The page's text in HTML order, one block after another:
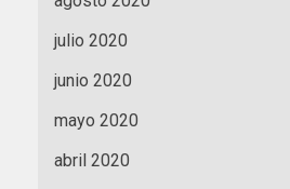
julio 2020
junio 2020
mayo 2020
abril 2020